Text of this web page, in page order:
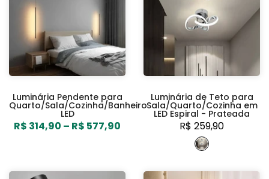
Luminária Pendente para
Quarto/Sala/Cozinha/Banheiro
LED
R$ 314,90 – R$ 577,90
Luminária de Teto para
Sala/Quarto/Cozinha em
LED Espiral - Prateada
R$ 259,90